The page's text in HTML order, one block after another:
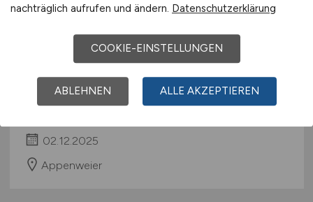
Instandhalter Elektro / Elektriker
(m/w/d)
02.12.2025
Appenweier
nachträglich aufrufen und ändern. Datenschutzerklärung
COOKIE-EINSTELLUNGEN
ABLEHNEN ALLE AKZEPTIEREN